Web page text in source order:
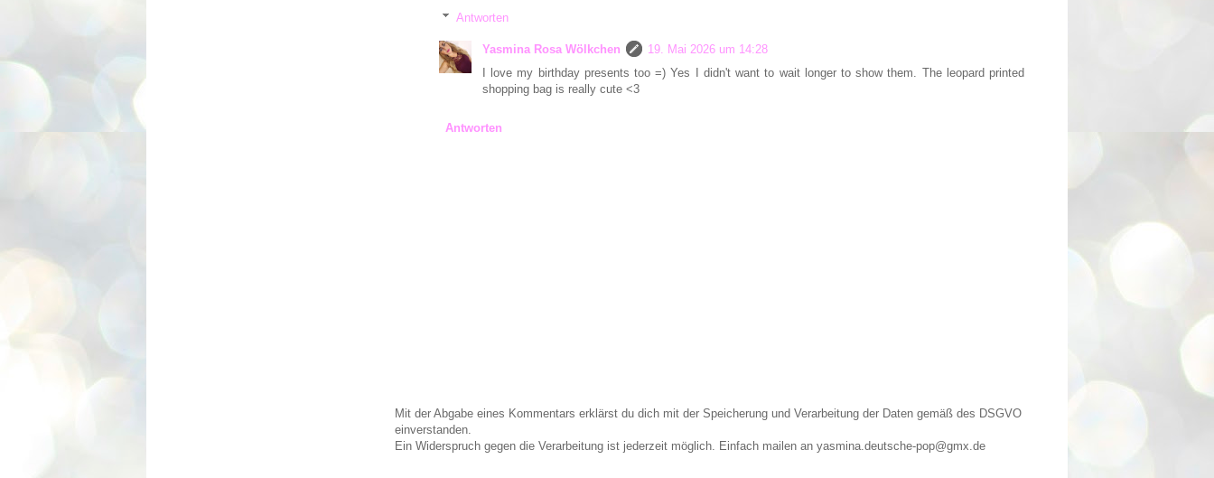
Antworten
Yasmina Rosa Wölkchen
19. Mai 2026 um 14:28
I love my birthday presents too =) Yes I didn't want to wait longer to show them. The leopard printed
shopping bag is really cute <3
Antworten
Mit der Abgabe eines Kommentars erklärst du dich mit der Speicherung und Verarbeitung der Daten gemäß des DSGVO
einverstanden.
Ein Widerspruch gegen die Verarbeitung ist jederzeit möglich. Einfach mailen an yasmina.deutsche-pop@gmx.de